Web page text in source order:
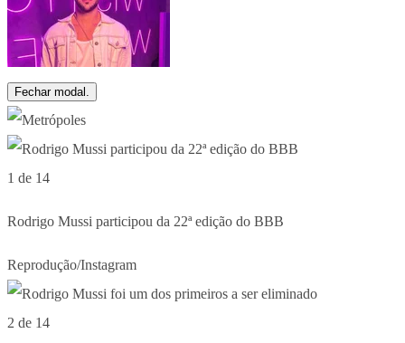
Fechar modal.
1 de 14
Rodrigo Mussi participou da 22ª edição do BBB
Reprodução/Instagram
2 de 14